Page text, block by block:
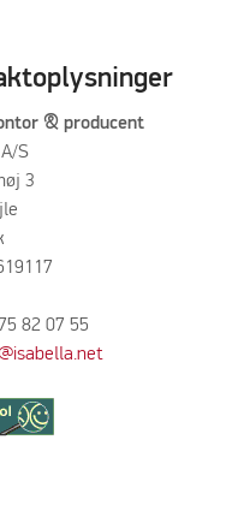
& producent
S
3
82 07 55